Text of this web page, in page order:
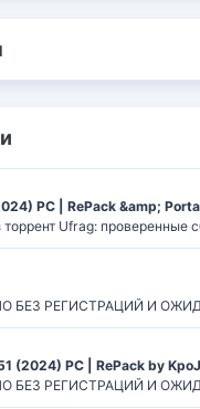
РС | RePack &amp;
Ufrag: проверенные
РЕГИСТРАЦИЙ И
(2024) PC | RePack by
РЕГИСТРАЦИЙ И